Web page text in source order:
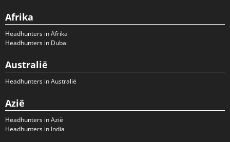
Afrika
Headhunters in Afrika
Headhunters in Dubai
Australië
Headhunters in Australië
Azië
Headhunters in Azië
Headhunters in India